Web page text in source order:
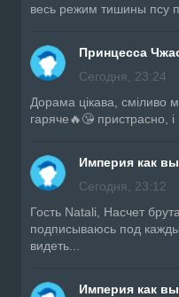
весь режим тишины псу
Принцесса
Сегодня, 23:24
Дорама цікава, сміливо
гаряче🔥😘 пристрасно, і
Империя как
Сегодня, 23:12
Гость Natali, Насчет
подписываюсь под
видеть...
Империя как